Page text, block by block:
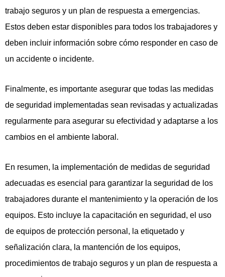
trabajo seguros y un plan de respuesta a emergencias.
Estos deben estar disponibles para todos los trabajadores y
deben incluir información sobre cómo responder en caso de
un accidente o incidente.
Finalmente, es importante asegurar que todas las medidas
de seguridad implementadas sean revisadas y actualizadas
regularmente para asegurar su efectividad y adaptarse a los
cambios en el ambiente laboral.
En resumen, la implementación de medidas de seguridad
adecuadas es esencial para garantizar la seguridad de los
trabajadores durante el mantenimiento y la operación de los
equipos. Esto incluye la capacitación en seguridad, el uso
de equipos de protección personal, la etiquetado y
señalización clara, la mantención de los equipos,
procedimientos de trabajo seguros y un plan de respuesta a